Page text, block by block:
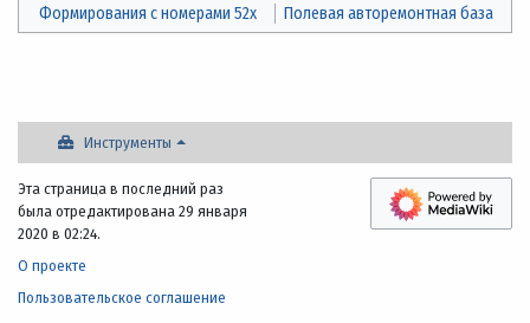
Формирования с номерами 52x
Полевая авторемонтная база
Инструменты
Эта страница в последний раз
была отредактирована 29 января
2020 в 02:24.
О проекте
Пользовательское соглашение